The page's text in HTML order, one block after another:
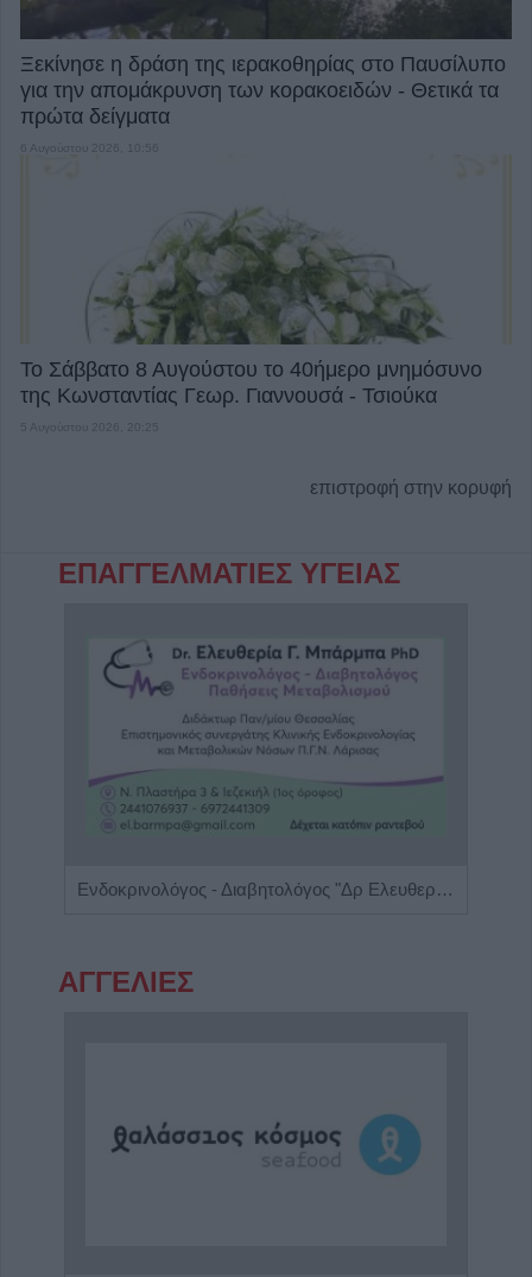
Ξεκίνησε η δράση της ιερακοθηρίας στο Παυσίλυπο
για την απομάκρυνση των κορακοειδών - Θετικά τα
πρώτα δείγματα
6 Αυγούστου 2026, 10:56
Το Σάββατο 8 Αυγούστου το 40ήμερο μνημόσυνο
της Κωνσταντίας Γεωρ. Γιαννουσά - Τσιούκα
5 Αυγούστου 2026, 20:25
επιστροφή στην κορυφή
ΕΠΑΓΓΕΛΜΑΤΙΕΣ ΥΓΕΙΑΣ
Ενδοκρινολόγος - Διαβητολόγος "Δρ Ελευθερία Γ. Μπάρμπα"
ΑΓΓΕΛΙΕΣ